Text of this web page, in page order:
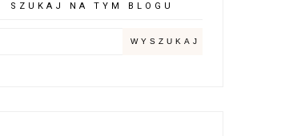
SZUKAJ NA TYM BLOGU